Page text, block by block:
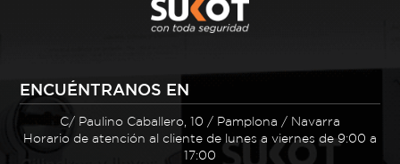
ENCUÉNTRANOS EN
C/ Paulino Caballero, 10 / Pamplona / Navarra
Horario de atención al cliente de lunes a viernes de 9:00 a
17:00